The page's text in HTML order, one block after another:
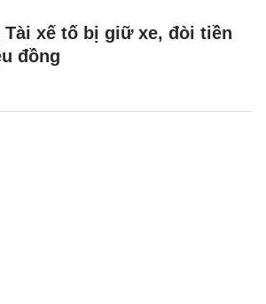
Tài xế tố bị giữ xe, đòi tiền
đồng